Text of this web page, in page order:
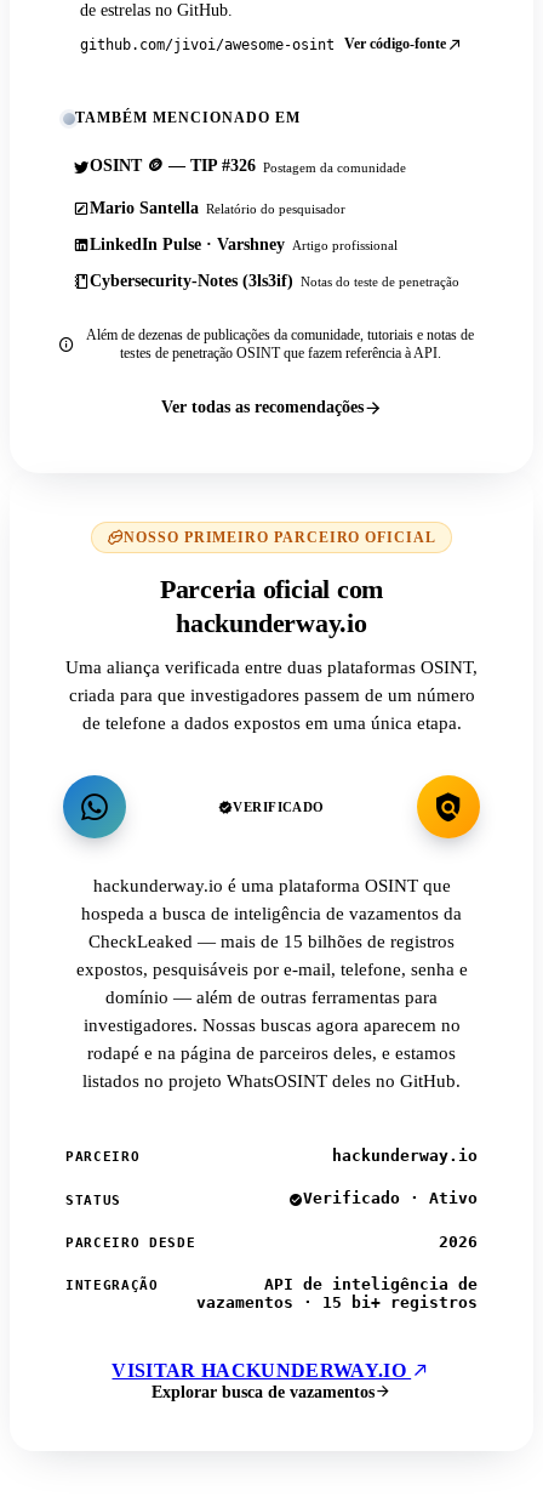
de estrelas no GitHub.
github.com/jivoi/awesome-osint Ver código-fonte
TAMBÉM MENCIONADO EM
OSINT 🪙 — TIP #326 Postagem da comunidade
Mario Santella Relatório do pesquisador
LinkedIn Pulse · Varshney Artigo profissional
Cybersecurity-Notes (3ls3if) Notas do teste de penetração
Além de dezenas de publicações da comunidade, tutoriais e notas de
testes de penetração OSINT que fazem referência à API.
Ver todas as recomendações
NOSSO PRIMEIRO PARCEIRO OFICIAL
Parceria oficial com
hackunderway.io
Uma aliança verificada entre duas plataformas OSINT,
criada para que investigadores passem de um número
de telefone a dados expostos em uma única etapa.
VERIFICADO
hackunderway.io é uma plataforma OSINT que
hospeda a busca de inteligência de vazamentos da
CheckLeaked — mais de 15 bilhões de registros
expostos, pesquisáveis por e-mail, telefone, senha e
domínio — além de outras ferramentas para
investigadores. Nossas buscas agora aparecem no
rodapé e na página de parceiros deles, e estamos
listados no projeto WhatsOSINT deles no GitHub.
PARCEIRO hackunderway.io
STATUS Verificado · Ativo
PARCEIRO DESDE 2026
INTEGRAÇÃO
API de inteligência de
vazamentos · 15 bi+ registros
VISITAR HACKUNDERWAY.IO
Explorar busca de vazamentos